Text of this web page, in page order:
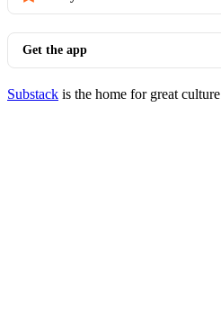
Get the app
Substack is the home for great culture